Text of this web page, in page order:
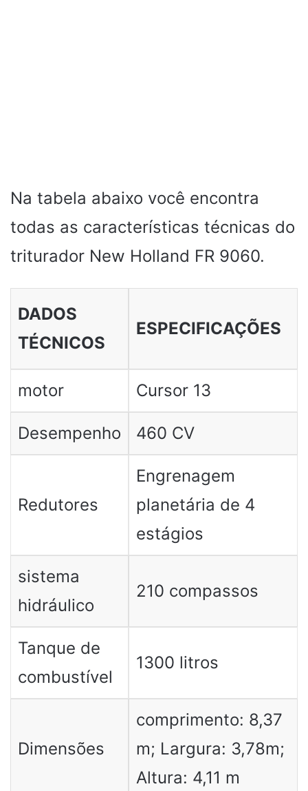
Na tabela abaixo você encontra
todas as características técnicas do
triturador New Holland FR 9060.
DADOS
TÉCNICOS
ESPECIFICAÇÕES
motor Cursor 13
Desempenho 460 CV
Redutores
Engrenagem
planetária de 4
estágios
sistema
hidráulico
210 compassos
Tanque de
combustível
1300 litros
Dimensões
comprimento: 8,37
m; Largura: 3,78m;
Altura: 4,11 m